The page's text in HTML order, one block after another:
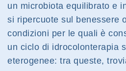
un microbiota equilibrato e
si ripercuote sul benessere
condizioni per le quali è
un ciclo di idrocolonterapia
eterogenee: tra queste,